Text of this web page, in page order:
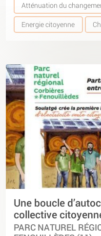
Atténuation du
Energie citoyenne
Une boucle
collective
PARC NATUREL